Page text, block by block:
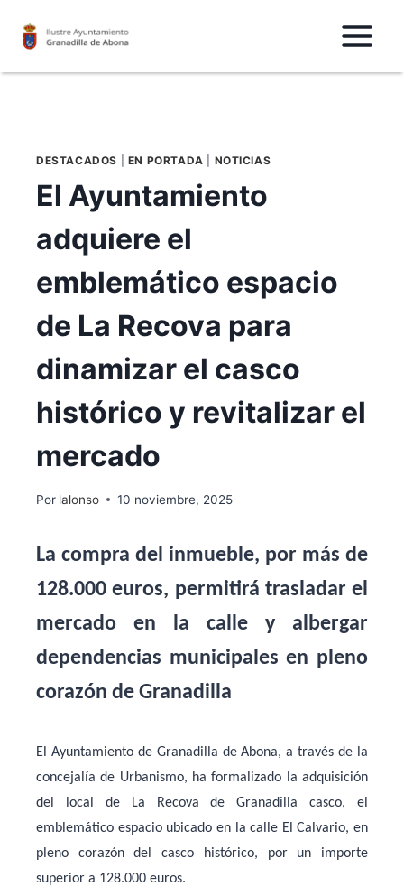
DESTACADOS EN PORTADA NOTICIAS
El Ayuntamiento
adquiere el
emblemático espacio
de La Recova para
dinamizar el casco
histórico y revitalizar el
mercado
Por lalonso 10 noviembre, 2025
La compra del inmueble, por más de
128.000 euros, permitirá trasladar el
mercado en la calle y albergar
dependencias municipales en pleno
corazón de Granadilla
El Ayuntamiento de Granadilla de Abona, a través de la
concejalía de Urbanismo, ha formalizado la adquisición
del local de
La Recova de Granadilla casco, el
emblemático espacio ubicado en la calle El Calvario, en
pleno corazón del casco histórico, por un importe
superior a 128.000 euros.